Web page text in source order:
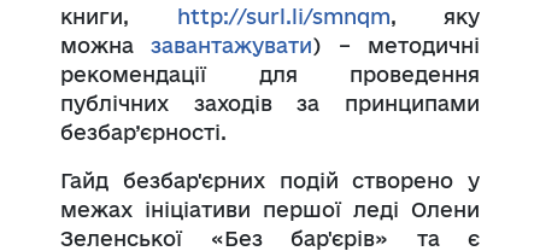
книги,
http://surl.li/smnqm, яку
можназавантажувати) – методичні
рекомендації для проведення
публічних заходів за принципами
безбар’єрності.
Гайд безбар'єрних подій створено у
межах ініціативи першої леді Олени
Зеленської «Без бар'єрів» та є